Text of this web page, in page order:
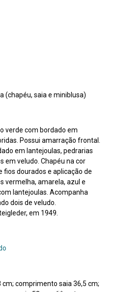
(chapéu, saia e miniblusa)
verde com bordado em
Possui amarração frontal.
em lantejoulas, pedrarias
Chapéu na cor
fios dourados e aplicação de
vermelha, amarela, azul e
Acompanha
dois de veludo.
em 1949.
comprimento saia 36,5 cm;